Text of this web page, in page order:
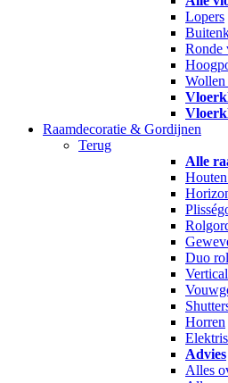
Lopers
Ronde
Wollen
Raamdecoratie & Gordijnen
Terug
Alle
Duo
Horren
Advies
Alles